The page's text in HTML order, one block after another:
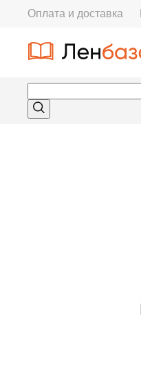
Оплата и доставка